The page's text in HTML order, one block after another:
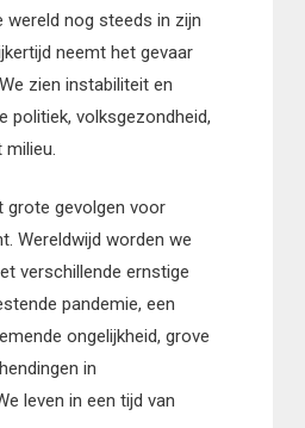
wereld nog steeds in zijn
neemt het gevaar
zien instabiliteit en
politiek, volksgezondheid,
milieu.
grote gevolgen voor
Wereldwijd worden we
verschillende ernstige
pandemie, een
ongelijkheid, grove
in
leven in een tijd van